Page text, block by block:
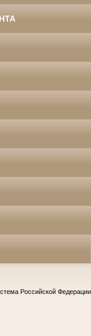
Российской